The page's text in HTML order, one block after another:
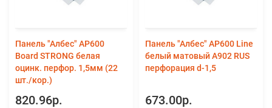
Панель "Албес" AP600
Board STRONG белая
оцинк. перфор. 1,5мм (22
шт./кор.)
820.96р.
Панель "Албес" AP600 Line
белый матовый А902 RUS
перфорация d-1,5
673.00р.